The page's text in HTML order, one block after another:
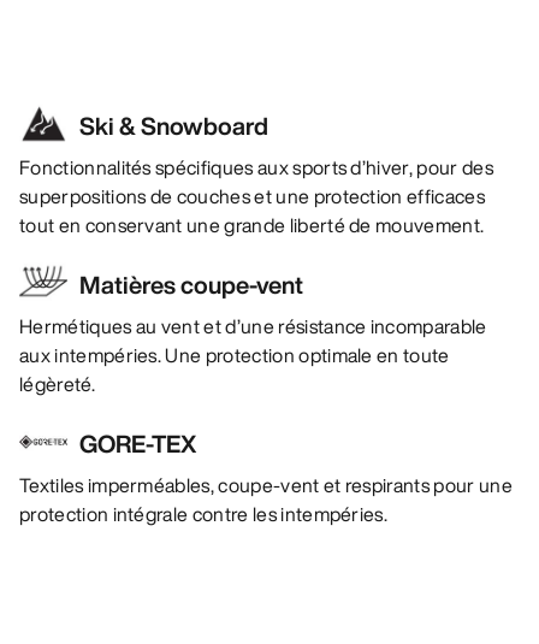
Ski & Snowboard
Fonctionnalités spécifiques aux sports d’hiver, pour des
superpositions de couches et une protection efficaces
tout en conservant une grande liberté de mouvement.
Matières coupe-vent
Hermétiques au vent et d’une résistance incomparable
aux intempéries. Une protection optimale en toute
légèreté.
GORE-TEX
Textiles imperméables, coupe-vent et respirants pour une
protection intégrale contre les intempéries.